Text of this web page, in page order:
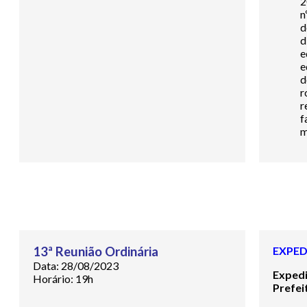
13ª Reunião Ordinária
Data: 28/08/2023
Horário: 19h